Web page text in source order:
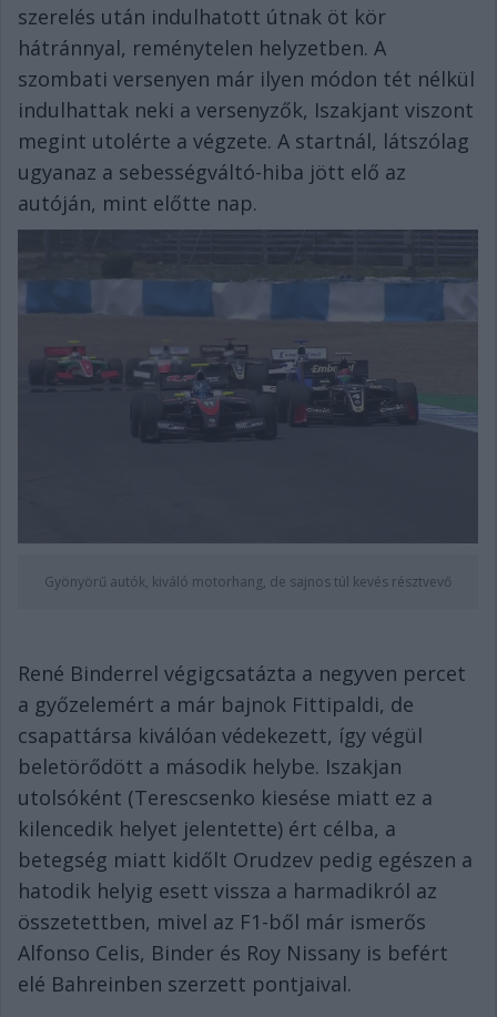
szerelés után indulhatott útnak öt kör
hátránnyal, reménytelen helyzetben. A
szombati versenyen már ilyen módon tét nélkül
indulhattak neki a versenyzők, Iszakjant viszont
megint utolérte a végzete. A startnál, látszólag
ugyanaz a sebességváltó-hiba jött elő az
autóján, mint előtte nap.
Gyönyörű autók, kiváló motorhang, de sajnos túl kevés résztvevő
René Binderrel végigcsatázta a negyven percet
a győzelemért a már bajnok Fittipaldi, de
csapattársa kiválóan védekezett, így végül
beletörődött a második helybe. Iszakjan
utolsóként (Terescsenko kiesése miatt ez a
kilencedik helyet jelentette) ért célba, a
betegség miatt kidőlt Orudzev pedig egészen a
hatodik helyig esett vissza a harmadikról az
összetettben, mivel az F1-ből már ismerős
Alfonso Celis, Binder és Roy Nissany is befért
elé Bahreinben szerzett pontjaival.